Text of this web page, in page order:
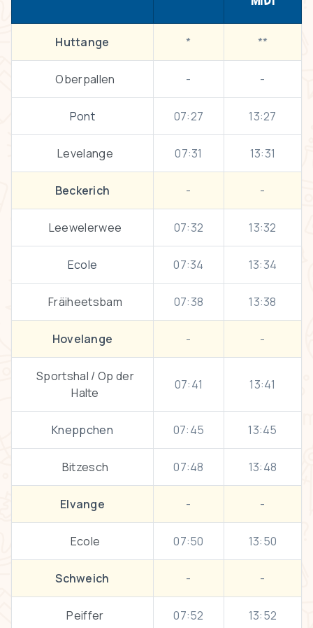
Huttange * **
Oberpallen - -
Pont 07:27 13:27
Levelange 07:31 13:31
Beckerich - -
Leewelerwee 07:32 13:32
Ecole 07:34 13:34
Fräiheetsbam 07:38 13:38
Hovelange - -
Sportshal / Op der
Halte
07:41 13:41
Kneppchen 07:45 13:45
Bitzesch 07:48 13:48
Elvange - -
Ecole 07:50 13:50
Schweich - -
Peiffer 07:52 13:52